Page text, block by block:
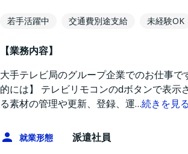
若手活躍中 交通費別途支給 未経験OK
【業務内容】
大手テレビ局のグループ企業でのお仕事
的には】 テレビリモコンのdボタンで表
る素材の管理や更新、登録、運…続きを見
就業形態 派遣社員